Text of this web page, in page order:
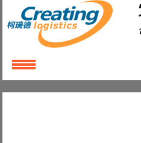
LoginorRegister